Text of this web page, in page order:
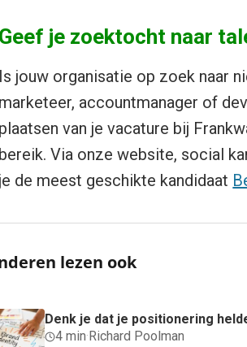
Geef je zoektocht naar
Is jouw organisatie op zoek naar
marketeer, accountmanager of
plaatsen van je vacature bij
bereik. Via onze website, social
je de meest geschikte kandidaat
lezen ook
Denk je dat je positionering
4 min· Richard Poolman